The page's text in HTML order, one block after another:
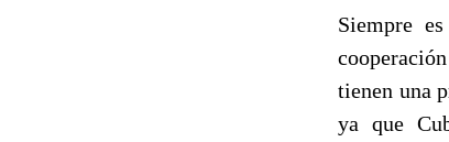
Siempre
tienen una
ya que